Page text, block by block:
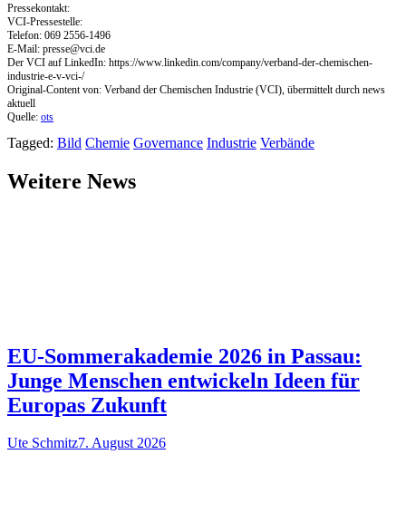
Pressekontakt:
VCI-Pressestelle:
Telefon: 069 2556-1496
E-Mail: presse@vci.de
Der VCI auf LinkedIn: https://www.linkedin.com/company/verband-der-chemischen-
industrie-e-v-vci-/
Original-Content von: Verband der Chemischen Industrie (VCI), übermittelt durch news
aktuell
Quelle: ots
Tagged: Bild Chemie Governance Industrie Verbände
Weitere News
EU-Sommerakademie 2026 in Passau:
Junge Menschen entwickeln Ideen für
Europas Zukunft
Ute Schmitz7. August 2026